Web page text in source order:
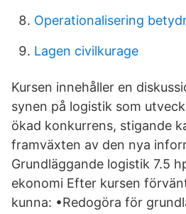
Operationalisering
Lagen civilkurage
Kursen innehåller en
synen på logistik som
ökad konkurrens, stigande
framväxten av den nya
Grundläggande logistik 7.5
ekonomi Efter kursen
kunna: •Redogöra för